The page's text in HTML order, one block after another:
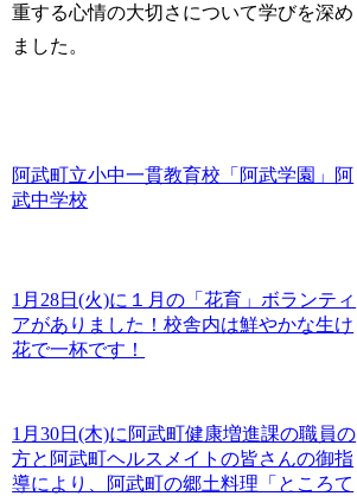
重する心情の大切さについて学びを深め
ました。
阿武町立小中一貫教育校「阿武学園」阿
武中学校
1月28日(火)に１月の「花育」ボランティ
アがありました！校舎内は鮮やかな生け
花で一杯です！
1月30日(木)に阿武町健康増進課の職員の
方と阿武町ヘルスメイトの皆さんの御指
導により、阿武町の郷土料理「ところて